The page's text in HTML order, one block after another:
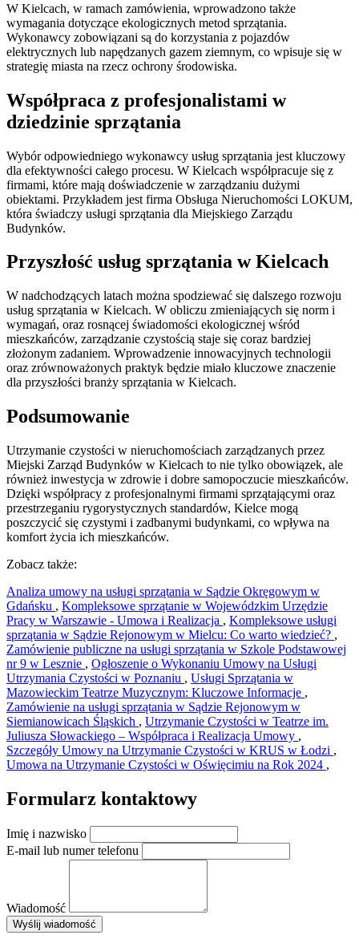
W Kielcach, w ramach zamówienia, wprowadzono także
wymagania dotyczące ekologicznych metod sprzątania.
Wykonawcy zobowiązani są do korzystania z pojazdów
elektrycznych lub napędzanych gazem ziemnym, co wpisuje się w
strategię miasta na rzecz ochrony środowiska.
Współpraca z profesjonalistami w
dziedzinie sprzątania
Wybór odpowiedniego wykonawcy usług sprzątania jest kluczowy
dla efektywności całego procesu. W Kielcach współpracuje się z
firmami, które mają doświadczenie w zarządzaniu dużymi
obiektami. Przykładem jest firma Obsługa Nieruchomości LOKUM,
która świadczy usługi sprzątania dla Miejskiego Zarządu
Budynków.
Przyszłość usług sprzątania w Kielcach
W nadchodzących latach można spodziewać się dalszego rozwoju
usług sprzątania w Kielcach. W obliczu zmieniających się norm i
wymagań, oraz rosnącej świadomości ekologicznej wśród
mieszkańców, zarządzanie czystością staje się coraz bardziej
złożonym zadaniem. Wprowadzenie innowacyjnych technologii
oraz zrównoważonych praktyk będzie miało kluczowe znaczenie
dla przyszłości branży sprzątania w Kielcach.
Podsumowanie
Utrzymanie czystości w nieruchomościach zarządzanych przez
Miejski Zarząd Budynków w Kielcach to nie tylko obowiązek, ale
również inwestycja w zdrowie i dobre samopoczucie mieszkańców.
Dzięki współpracy z profesjonalnymi firmami sprzątającymi oraz
przestrzeganiu rygorystycznych standardów, Kielce mogą
poszczycić się czystymi i zadbanymi budynkami, co wpływa na
komfort życia ich mieszkańców.
Zobacz także:
Analiza umowy na usługi sprzątania w Sądzie Okręgowym w
Gdańsku , Kompleksowe sprzątanie w Wojewódzkim Urzędzie
Pracy w Warszawie - Umowa i Realizacja , Kompleksowe usługi
sprzątania w Sądzie Rejonowym w Mielcu: Co warto wiedzieć? ,
Zamówienie publiczne na usługi sprzątania w Szkole Podstawowej
nr 9 w Lesznie , Ogłoszenie o Wykonaniu Umowy na Usługi
Utrzymania Czystości w Poznaniu , Usługi Sprzątania w
Mazowieckim Teatrze Muzycznym: Kluczowe Informacje ,
Zamówienie na usługi sprzątania w Sądzie Rejonowym w
Siemianowicach Śląskich , Utrzymanie Czystości w Teatrze im.
Juliusza Słowackiego – Współpraca i Realizacja Umowy ,
Szczegóły Umowy na Utrzymanie Czystości w KRUS w Łodzi ,
Umowa na Utrzymanie Czystości w Oświęcimiu na Rok 2024 ,
Formularz kontaktowy
Imię i nazwisko
E-mail lub numer telefonu
Wiadomość
Wyślij wiadomośćAMSA Sp. z o.o. - ul. Blokowa 8, Warszawa